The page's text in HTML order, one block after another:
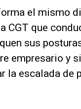
el mismo
CGT que
sus
empresario y
la escalada de